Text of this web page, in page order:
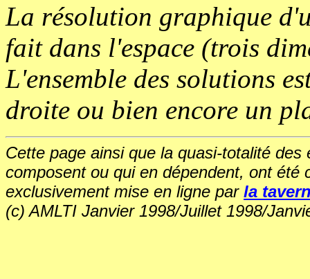
La résolution graphique
fait dans l'espace (trois
L'ensemble des solutions
droite ou bien encore un
Cette page ainsi que la quasi-totalité
composent ou qui en dépendent, ont
exclusivement mise en ligne par la
(c) AMLTI Janvier 1998/Juillet 1998/